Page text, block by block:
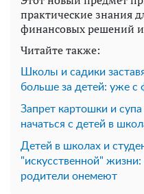
практические знания
финансовых решений
Читайте также:
Школы и садики
больше за детей: уже с
Запрет картошки и
начаться с детей в
Детей в школах и
"искусственной" жизни:
родители онемеют